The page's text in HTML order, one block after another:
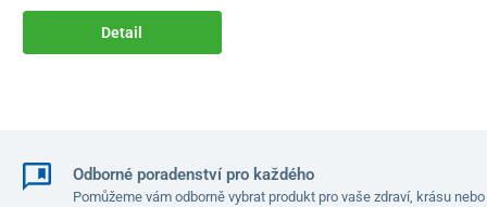
Detail
Odborné poradenství pro každého
Pomůžeme vám odborně vybrat produkt pro vaše zdraví, krásu nebo